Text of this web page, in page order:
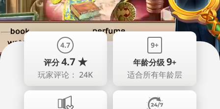
4.7
评分4.7 ★
玩家评论： 24K
9+
年龄分级9+
适合所有年龄层